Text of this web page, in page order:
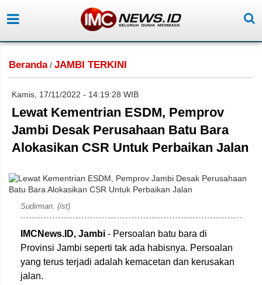
Beranda/ JAMBI TERKINI
Kamis, 17/11/2022 - 14:19:28 WIB
Lewat Kementrian ESDM, Pemprov
Jambi Desak Perusahaan Batu Bara
Alokasikan CSR Untuk Perbaikan Jalan
Sudirman. (ist)
IMCNews.ID, Jambi - Persoalan batu bara di
Provinsi Jambi seperti tak ada habisnya. Persoalan
yang terus terjadi adalah kemacetan dan kerusakan
jalan.